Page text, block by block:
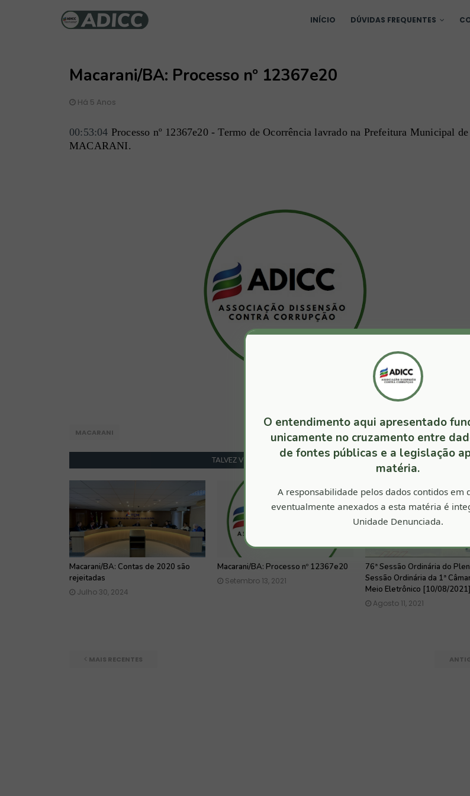
INÍCIO DÚVIDAS FREQUENTES
Macarani/BA: Processo nº 12367e20
Há 5 Anos
00:53:04 Processo nº 12367e20 - Termo de Ocorrência lavrado na Prefeitura Municipal de
MACARANI.
MACARANI
TALVEZ VOCÊ GOSTE DESTAS POSTAGENS
Macarani/BA: Contas de 2020 são
rejeitadas
Julho 30, 2024
Macarani/BA: Processo nº 12367e20
Setembro 13, 2021
76ª Sessão Ordinária do
Sessão Ordinária da 1ª
Meio Eletrônico [10/08/2021]
Agosto 11, 2021
MAIS RECENTES
O entendimento aqui apresentado
unicamente no cruzamento entre
de fontes públicas e a legislação
matéria.
A responsabilidade pelos dados contidos em
eventualmente anexados a esta matéria é
Unidade Denunciada.